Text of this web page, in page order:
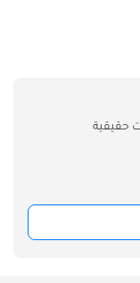
حقيقية